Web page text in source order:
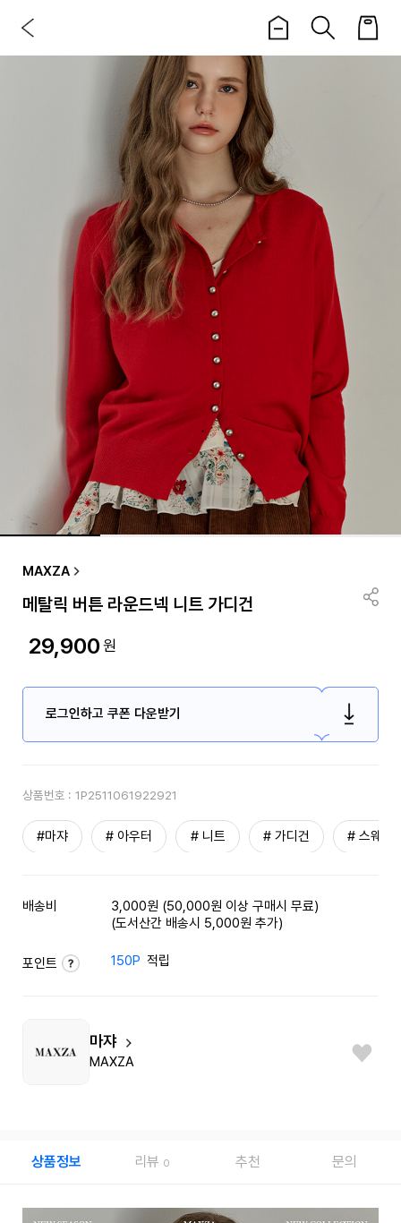
MAXZA
메탈릭 버튼 라운드넥 니트 가디건
29,900원
로그인하고 쿠폰 다운받기
상품번호 : 1P2511061922921
#마쟈 # 아우터 # 니트 # 가디건 # 스웨터
배송비
3,000원 (50,000원 이상 구매시 무료)
(도서산간 배송시 5,000원 추가)
포인트 150P 적립
마쟈
MAXZA
상품정보 리뷰 0 추천 문의